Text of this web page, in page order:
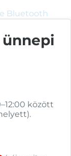
Bluetooth
(Core Ultra
Win 11)
(Core Ultra
között